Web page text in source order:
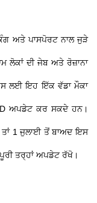
ਅਤੇ ਪਾਸਪੋਰਟ ਨਾਲ ਜੁੜੇ
ਲੋਕਾਂ ਦੀ ਜੇਬ ਅਤੇ ਰੋਜ਼ਾਨਾ
ਲਈ ਇਹ ਇੱਕ ਵੱਡਾ ਮੌਕਾ
ਅਪਡੇਟ ਕਰ ਸਕਦੇ ਹਨ।
1 ਜੁਲਾਈ ਤੋਂ ਬਾਅਦ ਇਸ
ਤਰ੍ਹਾਂ ਅਪਡੇਟ ਰੱਖੋ।